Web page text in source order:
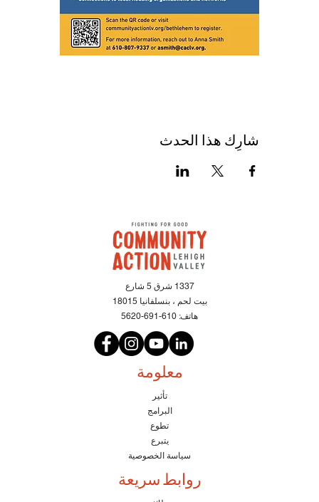
شارِك هذا الحدث
1337 شرق 5 شارع
بيت لحم ، بنسلفانيا 18015
هاتف: 610-691-5620
معلومة
تأثير
البرامج
تطوع
يتبرع
سياسة الخصوصية
روابط سريعة